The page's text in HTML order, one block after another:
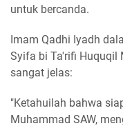
untuk bercanda.
Imam Qadhi Iyadh
Syifa bi Ta'rifi Huquqil
sangat jelas:
"Ketahuilah bahwa
Muhammad SAW,